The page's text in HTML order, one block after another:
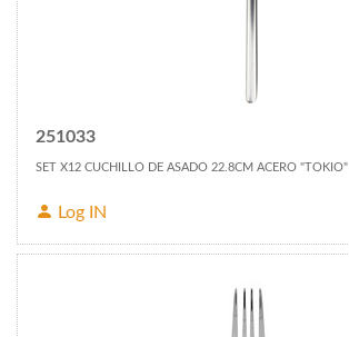
251033
SET X12 CUCHILLO DE ASADO 22.8CM ACERO "TOKIO"
Log IN